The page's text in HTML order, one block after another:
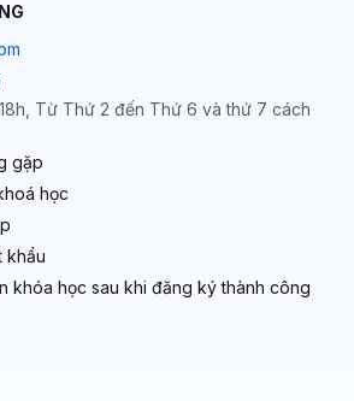
Từ Thứ 2 đến Thứ 6 và thứ 7 cách
gặp
học
khẩu
khóa học sau khi đăng ký thành công